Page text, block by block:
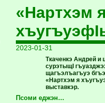
«Нартхэм
2023-01-31
Ткаченкэ Андрей и
сурэтыщI
щагъэлъагъуэ
«Нартхэм я
выставкэр.
Псоми еджэн…